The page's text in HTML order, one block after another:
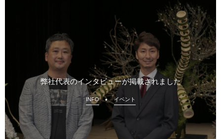
弊社代表のインタビューが掲載されました
INFO イベント